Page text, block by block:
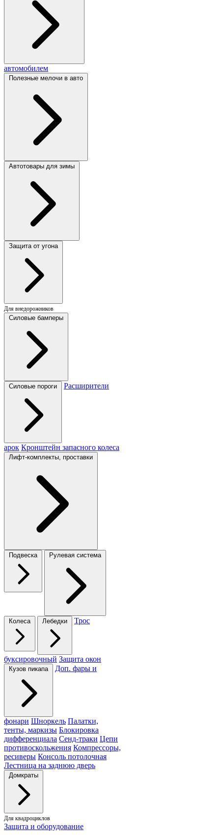
автомобилем
Полезные мелочи в авто
Автотовары для зимы
Защита от угона
Для внедорожников
Силовые бамперы
Силовые пороги Расширители
арок Кронштейн запасного колеса
Лифт-комплекты, проставки
Подвеска Рулевая система
Колеса Лебедки Трос
буксировочный Защита окон
Кузов пикапа Доп. фары и
фонари Шноркель Палатки,
тенты, маркизы Блокировка
дифференциала Сенд-траки Цепи
противоскольжения Компрессоры,
ресиверы Консоль потолочная
Лестница на заднюю дверь
Домкраты
Для квадроциклов
Защита и оборудование